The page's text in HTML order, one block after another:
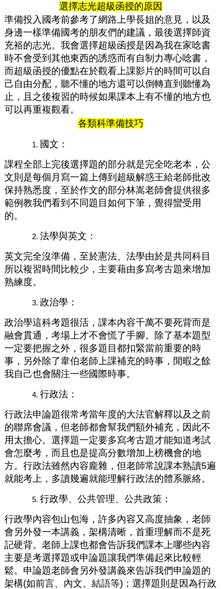
選擇志光超級函授的原因
準備投入國考前參考了網路上學長姐的意見，以及
身邊一樣準備國考的朋友們的建議，最後選擇師資
充裕的志光。我會選擇超級函授是因為我在家唸書
時不會受到其他東西的誘惑而有自制力專心唸書，
而超級函授的優點在於觀看上課影片的時間可以自
己自由分配，聽不懂的地方還可以倒轉直到聽懂為
止，且之後複習的時候如果課本上有不懂的地方也
可以再重複觀看。
各類科準備技巧
國文：
課程全部上完後選擇題的部分就是完全吃老本，公
文則是每個月寫一篇上傳到超級解惑王給老師批改
保持熟悉度，至於作文的部分林嵩老師會提供很多
範例教我們看到不同題目如何下筆，覺得蠻受用
的。
法學與英文：
英文完全沒準備，至於憲法、法學由於是共同科目
所以複習時間比較少，主要藉由多寫考古題來增加
熟練度。
政治學：
政治學這科考題很活，課本內容千萬不要死背而是
融會貫通，考場上才不會慌了手腳。除了基本題型
一定要把握之外，很多題目都扣緊當前重要的時
事，另外除了韋伯老師上課補充的時事，閒暇之餘
我自己也會關注一些國際時事。
行政法：
行政法申論題很常考當年度的大法官解釋以及之前
的聯席會議，但老師都會幫我們額外補充，因此不
用太擔心。選擇題一定要多寫考古題才能知道考試
會怎麼考，而且也是提高分數增加上榜機會的地
方。行政法雖然內容龐雜，但老師常說課本熟讀5遍
就能考上，多讀幾遍就能理解行政法的體系脈絡。
行政學、公共管理、公共政策：
行政學內容包山包海，許多內容又高度抽象，老師
會另外發一本講義，架構清晰，首重理解而不是死
記硬背。老師上課也都會告訴我們課本上哪些內容
主要是考選擇題或申論題讓我們準備起來比較輕
鬆。申論題老師會另外發講義來告訴我們申論題的
架構(如前言、內文、結語等)；選擇題則是因為行政